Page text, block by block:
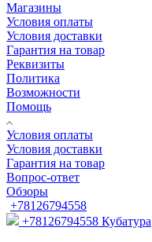
Магазины
Условия оплаты
Условия доставки
Гарантия на товар
Реквизиты
Политика
Возможности
Помощь
Условия оплаты
Условия доставки
Гарантия на товар
Вопрос-ответ
Обзоры
+78126794558
+78126794558 Кубатура